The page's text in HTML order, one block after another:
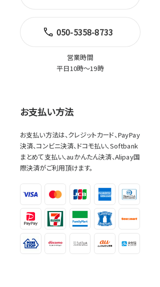
050-5358-8733
営業時間
平日10時～19時
お支払い方法
お支払い方法は、クレジットカード、PayPay
決済、コンビニ決済、ドコモ払い、Softbank
まとめて支払い、auかんたん決済、Alipay国
際決済がご利用頂けます。